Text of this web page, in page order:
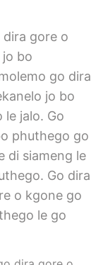
gore o
bo
go dira
jo bo
jalo. Go
phuthego go
di siameng le
Go dira
o kgone go
le go